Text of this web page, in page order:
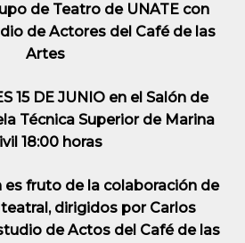
de Teatro de UNATE con
de Actores del Café de las
Artes
15 DE JUNIO en el Salón de
Técnica Superior de Marina
18:00 horas
es fruto de la colaboración de
dirigidos por Carlos
de Actos del Café de las